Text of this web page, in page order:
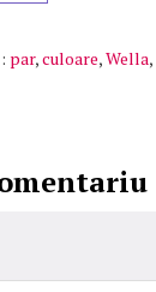
par,culoare,Wella,